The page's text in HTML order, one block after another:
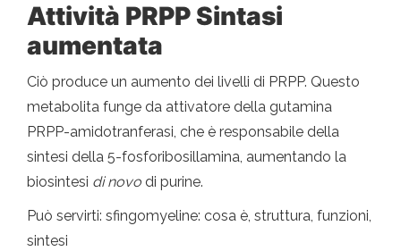
Attività PRPP Sintasi
aumentata
Ciò produce un aumento dei livelli di PRPP. Questo
metabolita funge da attivatore della gutamina
PRPP-amidotranferasi, che è responsabile della
sintesi della 5-fosforibosillamina, aumentando la
biosintesi di novo di purine.
Può servirti: sfingomyeline: cosa è, struttura, funzioni,
sintesi